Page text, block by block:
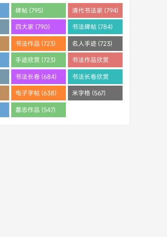
碑帖 (795) 清代书法家 (794)
四大家 (790) 书法碑帖 (784)
书法作品 (723) 名人手迹 (723)
手迹欣赏 (723)
书法作品欣赏
(710)
书法长卷 (684)
书法长卷欣赏
(682)
电子字帖 (638) 米字格 (567)
墓志作品 (547)